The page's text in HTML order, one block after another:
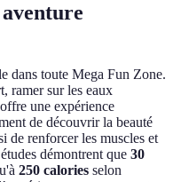
dans toute Mega Fun Zone.
ramer sur les eaux
une expérience
de découvrir la beauté
de renforcer les muscles et
démontrent que 30
250 calories selon